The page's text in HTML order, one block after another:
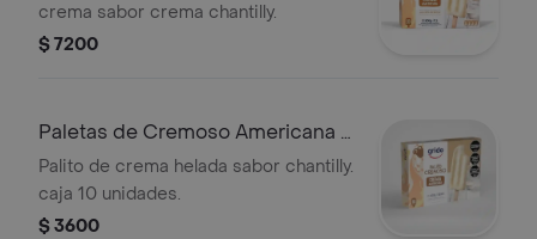
crema sabor crema chantilly.
$ 7200
Paletas de Cremoso Americana X
10 Unid
Palito de crema helada sabor chantilly.
caja 10 unidades.
$ 3600